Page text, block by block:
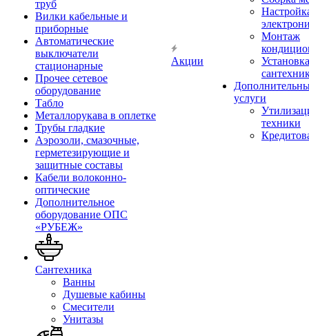
труб
Вилки кабельные и
приборные
Автоматические
выключатели
стационарные
Прочее сетевое
оборудование
Табло
Металлорукава в оплетке
Трубы гладкие
Аэрозоли, смазочные,
герметезирующие и
защитные составы
Кабели волоконно-
оптические
Дополнительное
оборудование ОПС
«РУБЕЖ»
Сантехника
Ванны
Душевые кабины
Смесители
Унитазы
Акции
Монтаж
Установка
услуги
техники